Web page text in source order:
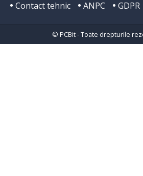
Contact tehnic ANPC GDPR
© PCBit - Toate drepturile